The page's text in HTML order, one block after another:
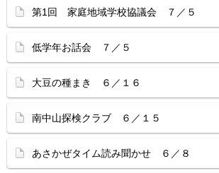
第1回 家庭地域学校協議会 ７／５
低学年お話会 ７／５
大豆の種まき ６／１６
南中山探検クラブ ６／１５
あさかぜタイム読み聞かせ ６／８